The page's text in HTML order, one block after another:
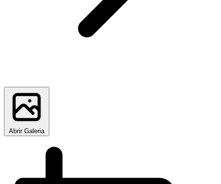
Abrir Galeria